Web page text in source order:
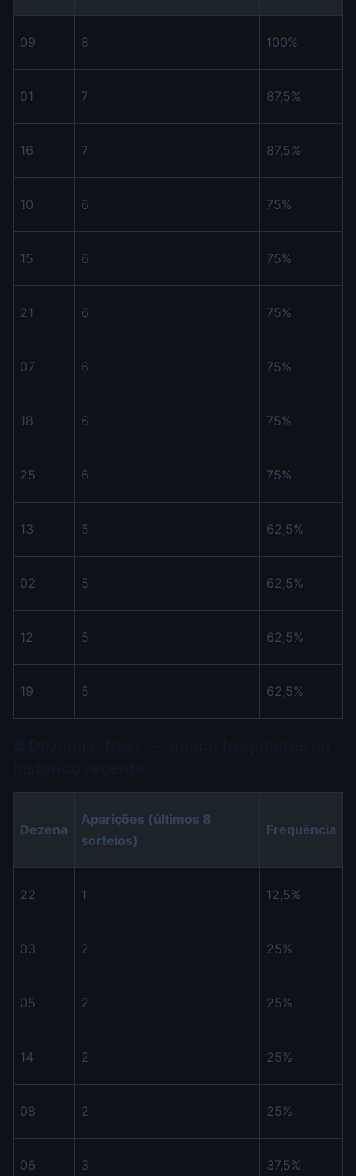
09 8 100%
01 7 87,5%
16 7 87,5%
10 6 75%
15 6 75%
21 6 75%
07 6 75%
18 6 75%
25 6 75%
13 5 62,5%
02 5 62,5%
12 5 62,5%
19 5 62,5%
Dezena
Aparições (últimos 8
sorteios)
Frequência
22 1 12,5%
03 2 25%
05 2 25%
14 2 25%
08 2 25%
06 3 37,5%